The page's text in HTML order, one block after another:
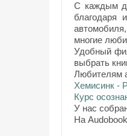
С каждым
благодаря
многие
Удобный
выбрать
Любителям
Хемисинк -
Курс
У нас
На